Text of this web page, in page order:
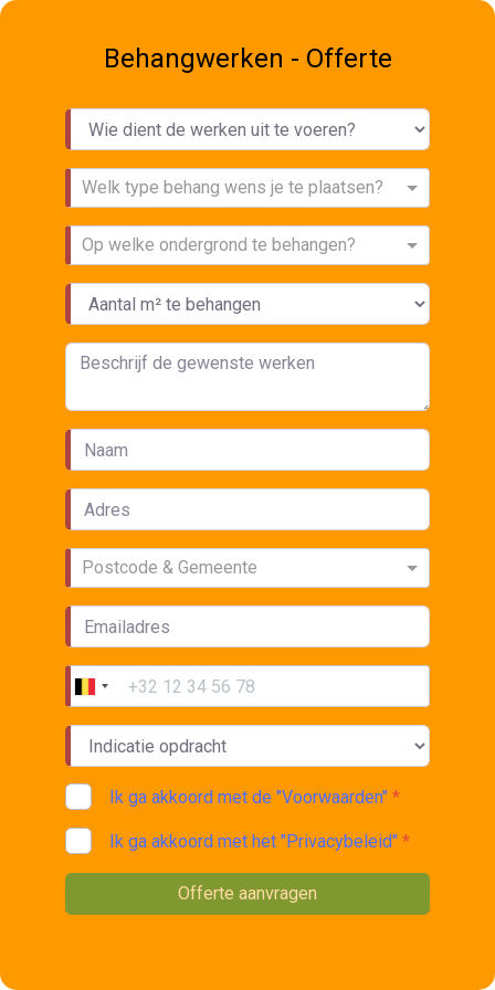
Behangwerken - Offerte
Welk type behang wens je te plaatsen?
Op welke ondergrond te behangen?
Postcode & Gemeente
Ik ga akkoord met de "Voorwaarden" *
Ik ga akkoord met het "Privacybeleid" *
Offerte aanvragen